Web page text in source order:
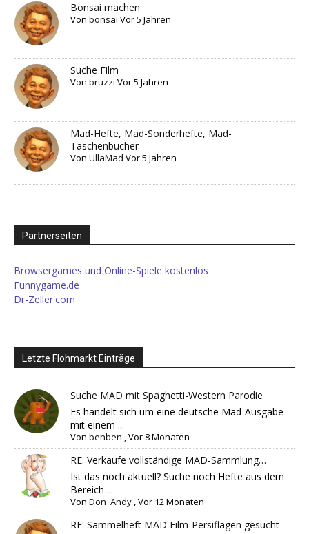
Bonsai machen
Vonbonsai Vor 5 Jahren
Suche Film
Vonbruzzi Vor 5 Jahren
Mad-Hefte, Mad-Sonderhefte, Mad-
Taschenbücher
VonUllaMad Vor 5 Jahren
Partnerseiten
Browsergames und Online-Spiele kostenlos
Funnygame.de
Dr-Zeller.com
Letzte Flohmarkt Einträge
Suche MAD mit Spaghetti-Western Parodie
Es handelt sich um eine deutsche Mad-Ausgabe
mit einem ...
Vonbenben ,Vor 8 Monaten
RE: Verkaufe vollständige MAD-Sammlung…
Ist das noch aktuell? Suche noch Hefte aus dem
Bereich ...
VonDon_Andy ,Vor 12 Monaten
RE: Sammelheft MAD Film-Persiflagen gesucht